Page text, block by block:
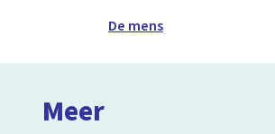
De mens
Meer